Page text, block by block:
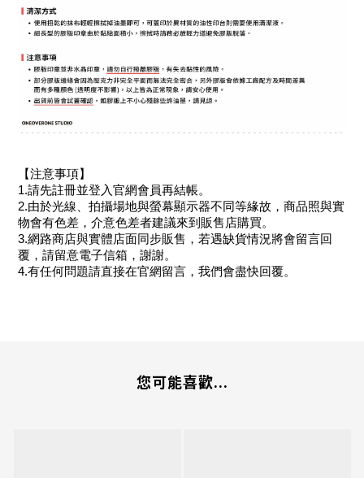
【注意事項】
1.請先註冊並登入官網會員再結帳。
2.由於光線、拍攝場地與螢幕顯示器不同等緣故，商品照與實
物會有色差，介意色差者建議來到販售店購買。
3.網路商店與實體店面同步販售，若遇缺貨情況將會留言回
覆，請留意電子信箱，謝謝。
4.有任何問題請直接在官網留言，我們會盡快回覆。
您可能喜歡...